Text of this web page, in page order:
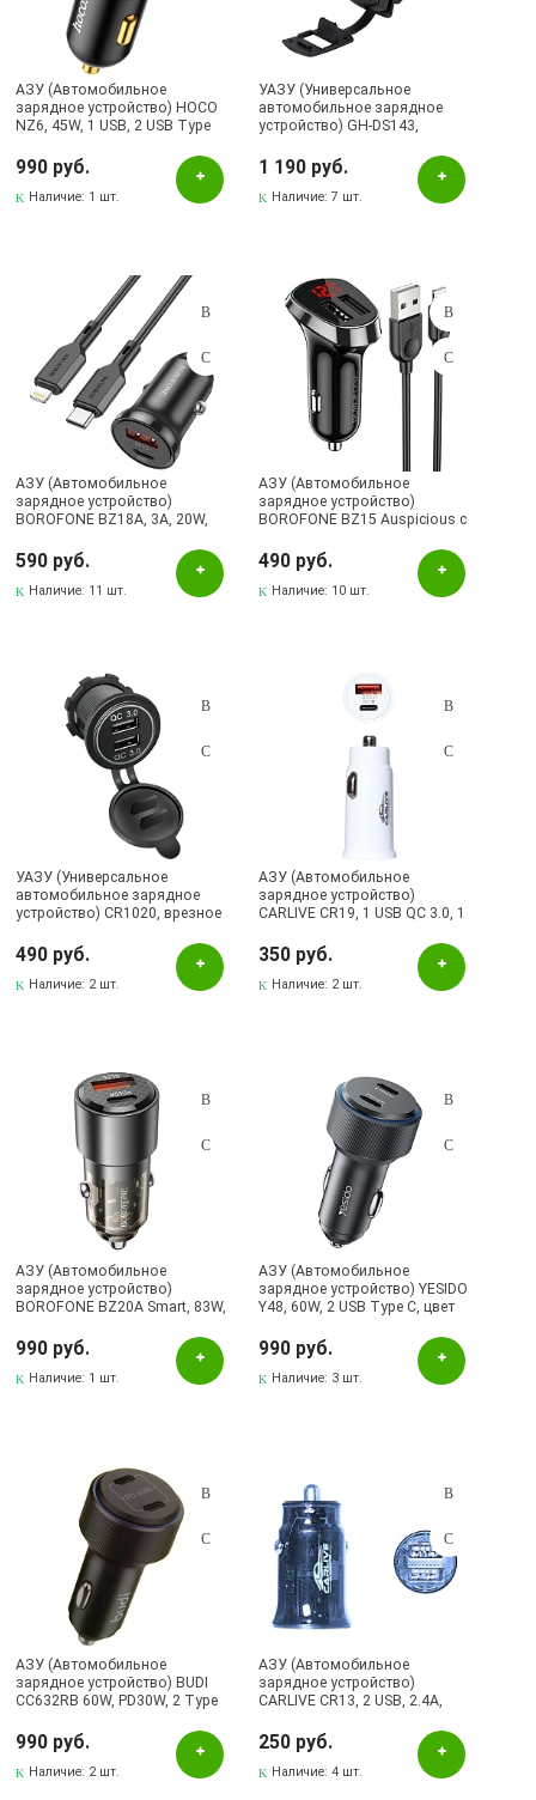
АЗУ (Автомобильное
зарядное устройство) HOCO
NZ6, 45W, 1 USB, 2 USB Type
черный
990 руб.
Наличие: 1 шт.
УАЗУ (Универсальное
автомобильное зарядное
устройство) GH-DS143,
Type C, QC3.0, PD, цвет
1 190 руб.
Наличие:7 шт.
АЗУ (Автомобильное
зарядное устройство)
BOROFONE BZ18A, 3А, 20W,
Type C на Lightning 8 pin, цвет
черный
590 руб.
Наличие: 11 шт.
АЗУ (Автомобильное
зарядное устройство)
BOROFONE BZ15 Auspicious с
2.4А, 12W, 2xUSB, цвет черный
490 руб.
Наличие: 10 шт.
УАЗУ (Универсальное
автомобильное зарядное
устройство) CR1020, врезное
QC3.0, цвет черный
490 руб.
Наличие: 2 шт.
АЗУ (Автомобильное
зарядное устройство)
CARLIVE CR19, 1 USB QC 3.0, 1
350 руб.
Наличие: 2 шт.
АЗУ (Автомобильное
зарядное устройство)
BOROFONE BZ20A Smart, 83W,
QC3.0, цвет прозрачно
черный
990 руб.
Наличие: 1 шт.
АЗУ (Автомобильное
зарядное устройство) YESIDO
Y48, 60W, 2 USB Type C, цвет
990 руб.
Наличие: 3 шт.
АЗУ (Автомобильное
зарядное устройство) BUDI
CC632RB 60W, PD30W, 2 Type
990 руб.
Наличие: 2 шт.
АЗУ (Автомобильное
зарядное устройство)
CARLIVE CR13, 2 USB, 2.4A,
250 руб.
Наличие:4 шт.